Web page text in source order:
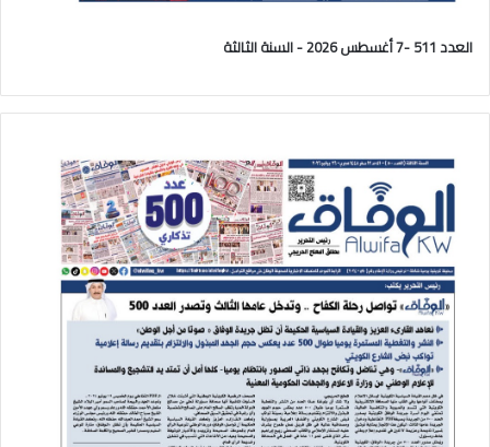
العدد 511 -7 أغسطس 2026 - السنة الثالثة